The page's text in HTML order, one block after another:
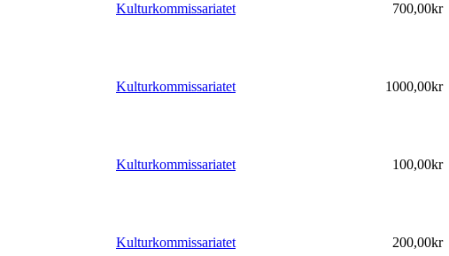
Kulturkommissariatet 700,00kr
Kulturkommissariatet 1000,00kr
Kulturkommissariatet 100,00kr
Kulturkommissariatet 200,00kr